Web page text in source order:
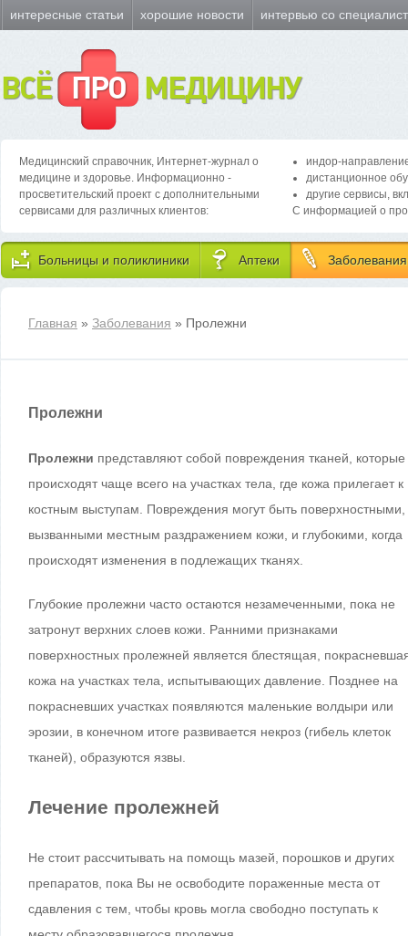
интересные статьи хорошие новости интервью со
ВСЁ ПРО МЕДИЦИНУ
Медицинский справочник, Интернет-журнал о
медицине и здоровье. Информационно -
просветительский проект с дополнительными
сервисами для различных клиентов:
индор-
дистанционное
другие сервисы,
С информацией о
Больницы и поликлиники Аптеки Заболевания
Главная » Заболевания » Пролежни
Пролежни
Пролежни представляют собой повреждения тканей, которые
происходят чаще всего на участках тела, где кожа прилегает к
костным выступам. Повреждения могут быть поверхностными,
вызванными местным раздражением кожи, и глубокими, когда
происходят изменения в подлежащих тканях.
Глубокие пролежни часто остаются незамеченными, пока не
затронут верхних слоев кожи. Ранними признаками
поверхностных пролежней является блестящая,
кожа на участках тела, испытывающих давление. Позднее на
покрасневших участках появляются маленькие волдыри или
эрозии, в конечном итоге развивается некроз (гибель клеток
тканей), образуются язвы.
Лечение пролежней
Не стоит рассчитывать на помощь мазей, порошков и других
препаратов, пока Вы не освободите пораженные места от
сдавления с тем, чтобы кровь могла свободно поступать к